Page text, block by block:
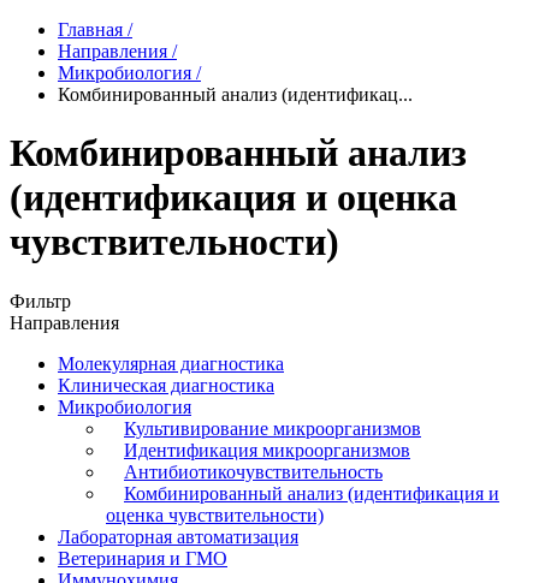
Главная /
Направления /
Микробиология /
Комбинированный анализ (идентификац...
Комбинированный анализ
(идентификация и оценка
чувствительности)
Фильтр
Направления
Молекулярная диагностика
Клиническая диагностика
Микробиология
Культивирование микроорганизмов
Идентификация микроорганизмов
Антибиотикочувствительность
Комбинированный анализ (идентификация и
оценка чувствительности)
Лабораторная автоматизация
Ветеринария и ГМО